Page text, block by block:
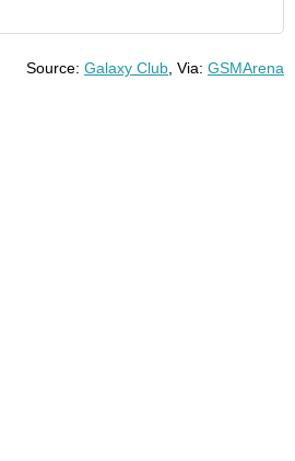
Source: Galaxy Club , Via: GSMArena